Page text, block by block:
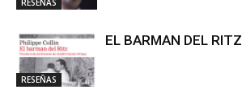
RESEÑAS
EL BARMAN DEL RITZ